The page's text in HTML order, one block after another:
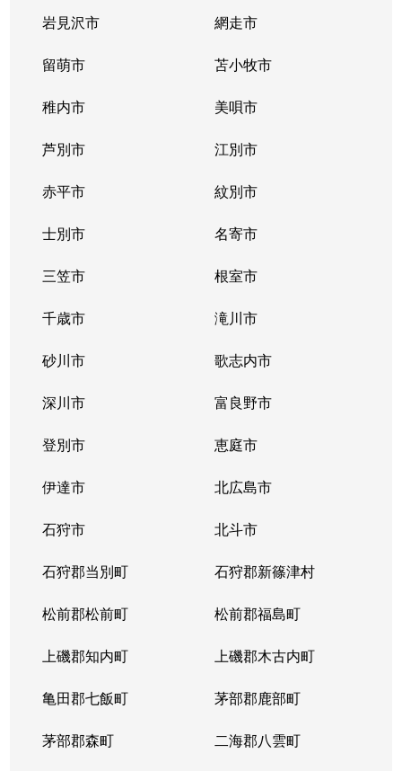
岩見沢市 網走市
留萌市 苫小牧市
稚内市 美唄市
芦別市 江別市
赤平市 紋別市
士別市 名寄市
三笠市 根室市
千歳市 滝川市
砂川市 歌志内市
深川市 富良野市
登別市 恵庭市
伊達市 北広島市
石狩市 北斗市
石狩郡当別町 石狩郡新篠津村
松前郡松前町 松前郡福島町
上磯郡知内町 上磯郡木古内町
亀田郡七飯町 茅部郡鹿部町
茅部郡森町 二海郡八雲町